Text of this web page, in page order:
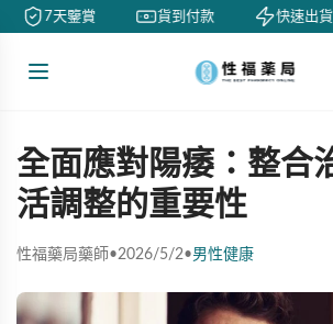
7天鑒賞 貨到付款 快速出貨
全面應對陽痿：整合
活調整的重要性
性福藥局藥師•2026/5/2•男性健康